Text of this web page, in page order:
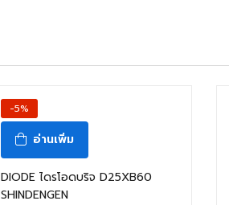
-5%
อ่านเพิ่ม
DIODE ไดรโอดบริจ D25XB60
SHINDENGEN